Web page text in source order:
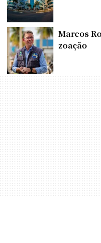
Marcos
zoação